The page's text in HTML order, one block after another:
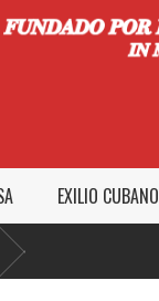
EXILIO CUBANO